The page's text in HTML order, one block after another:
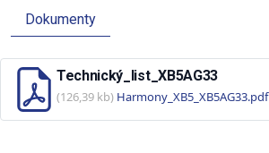
Dokumenty
Technický_list_XB5AG33
(126,39 kb) Harmony_XB5_XB5AG33.pdf